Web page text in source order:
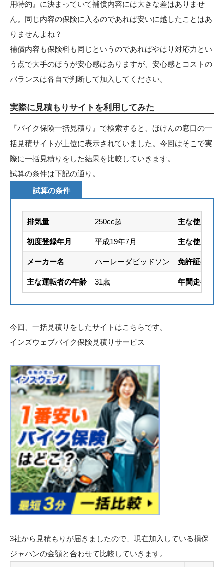
用特約』に決まっていて補償内容には大きな差はありませ
ん。同じ内容の保険に入るのであれば安いに越したことはあ
りませんよね？
補償内容も保険料も同じというのであればやはり対応力とい
う点で大手のほうが安心感はありますが、安心感とコストの
バランスは各自で判断して加入してください。
実際に見積もりサイトを利用してみた
『バイク保険一括見積り』で検索すると、ほけんの窓口の一
括見積サイトが上位に表示されていました。今回はそこで実
際に一括見積りをした結果を比較していきます。
試算の条件は下記の通り。
試算の条件
排気量 250cc超 主な使用目的
初度登録年月 平成19年7月 主な使用地
メーカー名 ハーレーダビッドソン 免許証の色
主な運転者の年齢 31歳 年間走行距離
今回、一括見積りをしたサイトはこちらです。
インズウェブバイク保険見積りサービス
3社から見積もりが届きましたので、現在加入している損保
ジャパンの金額と合わせて比較していきます。